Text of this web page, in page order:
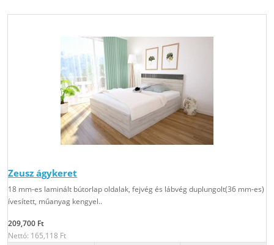
Zeusz ágykeret
18 mm-es laminált bútorlap oldalak, fejvég és lábvég duplungolt(36 mm-es)
ívesített, műanyag kengyel..
209,700 Ft
Nettó: 165,118 Ft